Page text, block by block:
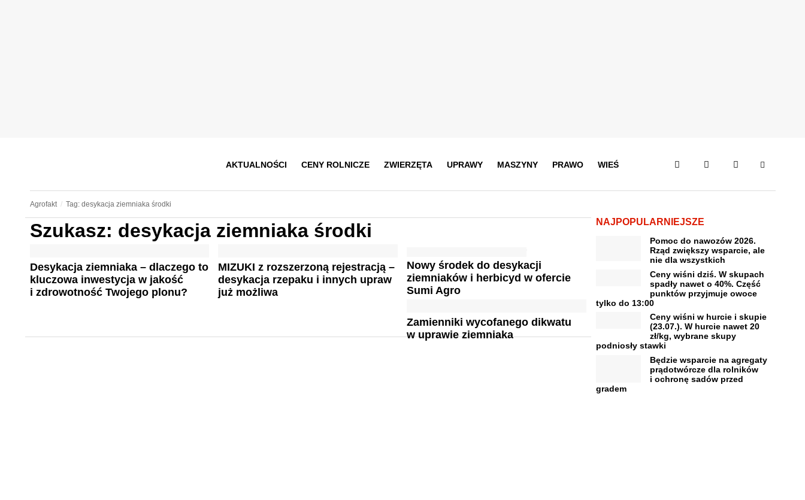
AKTUALNOŚCI CENY ROLNICZE ZWIERZĘTA UPRAWY MASZYNY PRAWO WIEŚ
Agrofakt Tag: desykacja ziemniaka środki
Szukasz: desykacja ziemniaka środki
Desykacja ziemniaka – dlaczego to
kluczowa inwestycja w jakość
i zdrowotność Twojego plonu?
MIZUKI z rozszerzoną rejestracją –
desykacja rzepaku i innych upraw
już możliwa
Nowy środek do desykacji
ziemniaków i herbicyd w ofercie
Sumi Agro
Zamienniki wycofanego dikwatu
w uprawie ziemniaka
NAJPOPULARNIEJSZE
Pomoc do nawozów 2026.
Rząd zwiększy wsparcie, ale
nie dla wszystkich
Ceny wiśni dziś. W skupach
spadły nawet o 40%. Część
punktów przyjmuje owoce
tylko do 13:00
Ceny wiśni w hurcie i skupie
(23.07.). W hurcie nawet 20
zł/kg, wybrane skupy
podniosły stawki
Będzie wsparcie na agregaty
prądotwórcze dla rolników
i ochronę sadów przed
gradem